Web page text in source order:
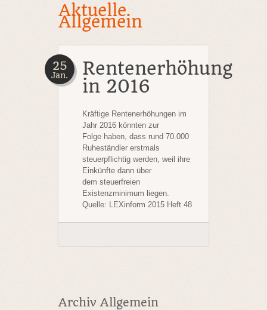
Aktuelle
Allgemein
25
Jan.
Rentenerhöhung
in 2016
Kräftige Rentenerhöhungen im
Jahr 2016 könnten zur
Folge haben, dass rund 70.000
Ruheständler erstmals
steuerpflichtig werden, weil ihre
Einkünfte dann über
dem steuerfreien
Existenzminimum liegen.
Quelle: LEXinform 2015 Heft 48
Archiv Allgemein